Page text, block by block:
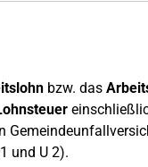
bzw. das
und U 2).